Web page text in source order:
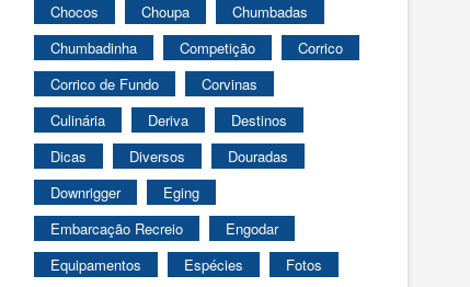
Chocos
Choupa
Chumbadas
Chumbadinha
Competição
Corrico
Corrico de Fundo
Corvinas
Culinária
Deriva
Destinos
Dicas
Diversos
Douradas
Downrigger
Eging
Embarcação Recreio
Engodar
Equipamentos
Espécies
Fotos